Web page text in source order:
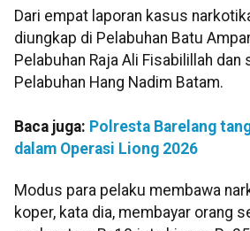
Dari empat laporan kasus
diungkap di Pelabuhan Batu
Pelabuhan Raja Ali Fisabilillah
Pelabuhan Hang Nadim Batam.
Baca juga: Polresta Barelang
dalam Operasi Liong 2026
Modus para pelaku membawa
koper, kata dia, membayar orang